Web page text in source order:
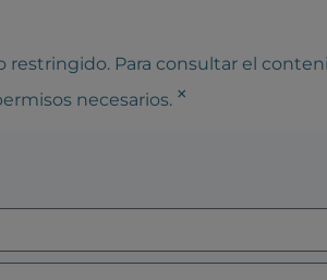
restringido. Para consultar el
necesarios. ×